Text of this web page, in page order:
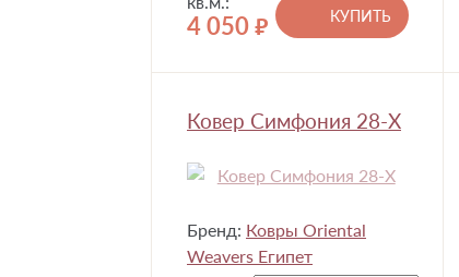
4 050 руб.
КУПИТЬ
Ковер Симфония 28-X
Бренд: Ковры Oriental
Weavers Египет